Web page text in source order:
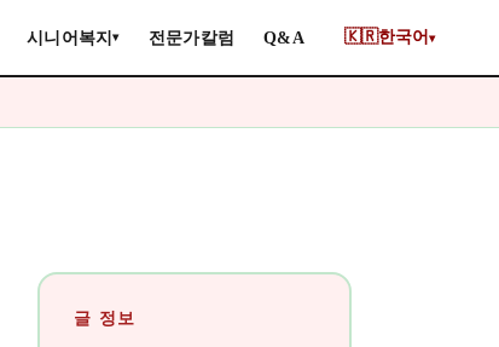
시니어복지▾ 전문가칼럼 Q&A 🇰🇷한국어 ▾
글 정보